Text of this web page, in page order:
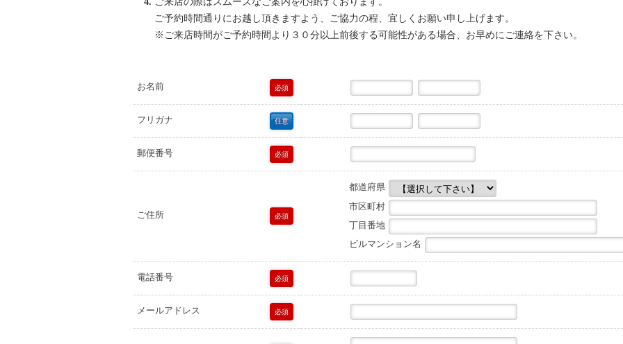
ご予約時間通りにお越し頂きますよう、ご協力の程、宜しくお願い申し上げます。
※ご来店時間がご予約時間より３０分以上前後する可能性がある場合、お早めにご連絡を下さい。
お名前 必須
フリガナ 任意
必須
郵便番号
必須
ご住所
都道府県
市区町村
丁目番地
ビルマンション名
必須
電話番号
必須
メールアドレス